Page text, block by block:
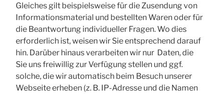
Gleiches gilt beispielsweise für die Zusendung von
Informationsmaterial und bestellten Waren oder für
die Beantwortung individueller Fragen. Wo dies
erforderlich ist, weisen wir Sie entsprechend darauf
hin. Darüber hinaus verarbeiten wir nur Daten, die
Sie uns freiwillig zur Verfügung stellen und ggf.
solche, die wir automatisch beim Besuch unserer
Webseite erheben (z. B. IP-Adresse und die Namen